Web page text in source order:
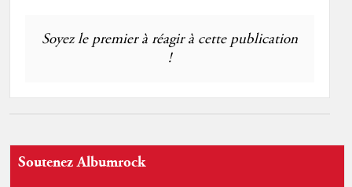
Soyez le premier à réagir à cette publication
!
Soutenez Albumrock